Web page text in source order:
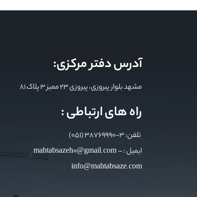
آدرس دفتر مرکزی:
مشهد بلوار پیروزی، پیروزی 23 ممیز 3 پلاک 81
راه های ارتباطی :
تلفن: 3-38769990 (051)
ایمیل : mahtabsazeh0@gmail.com –
info@mahtabsaze.com